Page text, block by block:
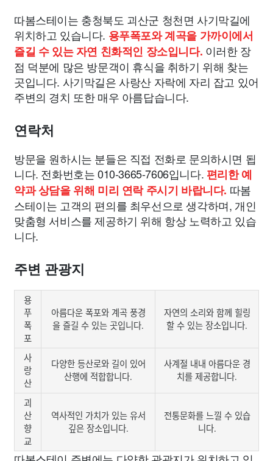
따봄스테이는 충청북도 괴산군 청천면 사기막길에
위치하고 있습니다. 용푸폭포와 계곡을 가까이에서
즐길 수 있는 자연 친화적인 장소입니다. 이러한 장
점 덕분에 많은 방문객이 휴식을 취하기 위해 찾는
곳입니다. 사기막길은 사랑산 자락에 자리 잡고 있어
주변의 경치 또한 매우 아름답습니다.
연락처
방문을 원하시는 분들은 직접 전화로 문의하시면 됩
니다. 전화번호는 010-3665-7606입니다. 편리한 예
약과 상담을 위해 미리 연락 주시기 바랍니다. 따봄
스테이는 고객의 편의를 최우선으로 생각하며, 개인
맞춤형 서비스를 제공하기 위해 항상 노력하고 있습
니다.
주변 관광지
용
푸
폭
포
아름다운 폭포와 계곡 풍경
을 즐길 수 있는 곳입니다.
자연의 소리와 함께 힐링
할 수 있는 장소입니다.
사
랑
산
다양한 등산로와 길이 있어
산행에 적합합니다.
사계절 내내 아름다운 경
치를 제공합니다.
괴
산
향
교
역사적인 가치가 있는 유서
깊은 장소입니다.
전통문화를 느낄 수 있습
니다.